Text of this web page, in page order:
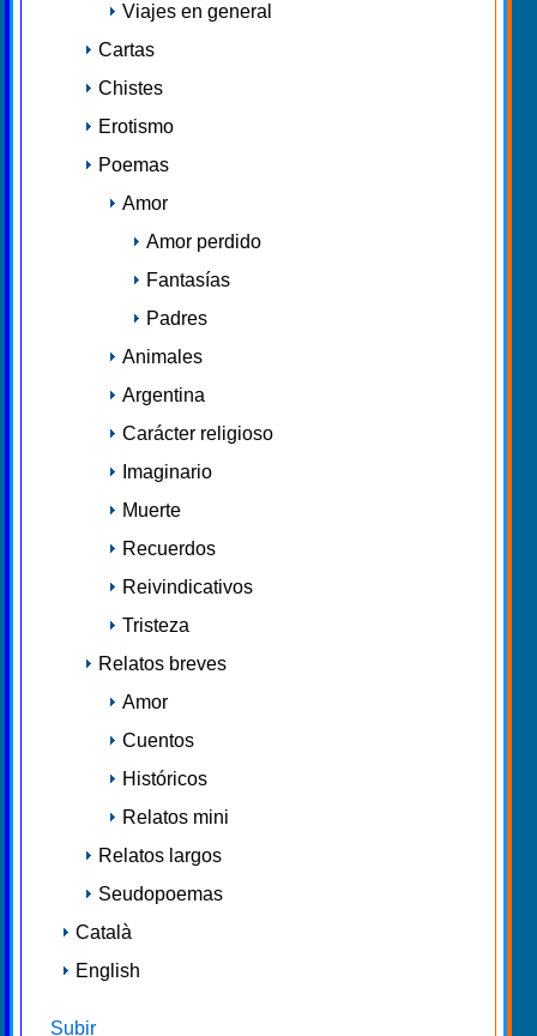
Viajes en general
Cartas
Chistes
Erotismo
Poemas
Amor
Amor perdido
Fantasías
Padres
Animales
Argentina
Carácter religioso
Imaginario
Muerte
Recuerdos
Reivindicativos
Tristeza
Relatos breves
Amor
Cuentos
Históricos
Relatos mini
Relatos largos
Seudopoemas
Català
English
Subir